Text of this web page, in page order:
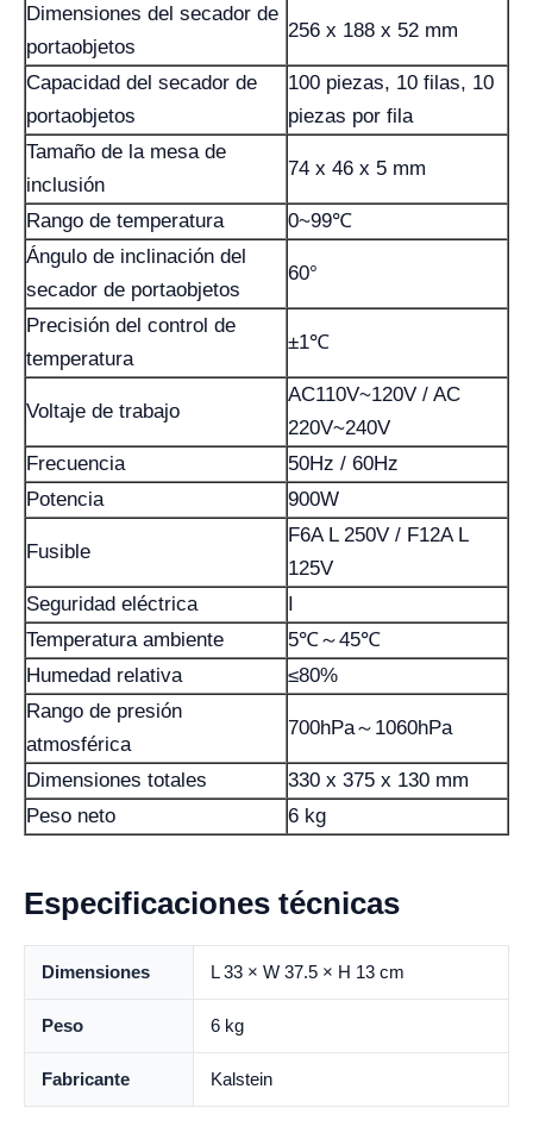
Dimensiones del secador de
portaobjetos
256 x 188 x 52 mm
Capacidad del secador de
portaobjetos
100 piezas, 10 filas, 10
piezas por fila
Tamaño de la mesa de
inclusión
74 x 46 x 5 mm
Rango de temperatura
0~99℃
Ángulo de inclinación del
secador de portaobjetos
60°
Precisión del control de
temperatura
±1℃
Voltaje de trabajo
AC110V~120V / AC
220V~240V
Frecuencia
50Hz / 60Hz
Potencia
900W
Fusible
F6A L 250V / F12A L
125V
Seguridad eléctrica
I
Temperatura ambiente
5℃～45℃
Humedad relativa
≤80%
Rango de presión
atmosférica
700hPa～1060hPa
Dimensiones totales
330 x 375 x 130 mm
Peso neto
6 kg
Especificaciones técnicas
Dimensiones L 33 × W 37.5 × H 13 cm
Peso 6 kg
Fabricante Kalstein